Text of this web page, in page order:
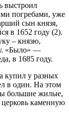
выстроил
погребами, уже
сын князя,
в 1652 году (2).
– князю,
«Было» —
в 1685 году.
купил у разных
в один. На этом
большие жилые,
каменную